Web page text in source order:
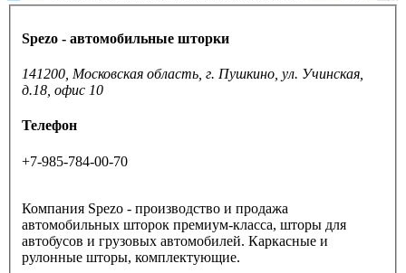
Spezo - автомобильные шторки
141200, Московская область, г. Пушкино, ул. Учинская,
д.18, офис 10
Телефон
+7-985-784-00-70
Компания Spezo - производство и продажа
автомобильных шторок премиум-класса, шторы для
автобусов и грузовых автомобилей. Каркасные и
рулонные шторы, комплектующие.